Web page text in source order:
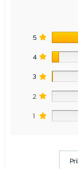
5
4
3
2
1